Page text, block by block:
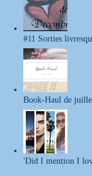
#11 Sorties
Book-Haul de
'Did I mention I